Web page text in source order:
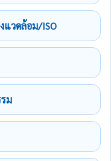
แวดล้อม/ISO
ม